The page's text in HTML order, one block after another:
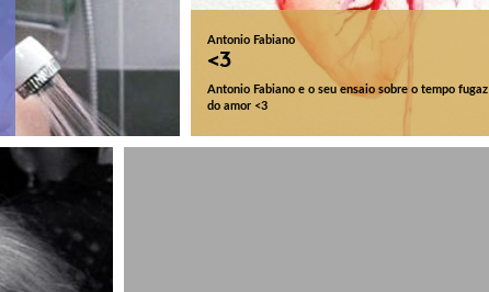
Antonio Fabiano
<3
Antonio Fabiano e o seu ensaio sobre o tempo fugaz
do amor <3